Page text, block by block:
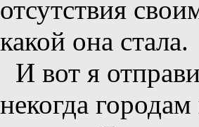
отсутствия
какой она стала.
И вот я
некогда